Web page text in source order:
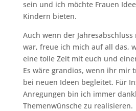
sein und ich möchte Frauen
Kindern bieten.
Auch wenn der
war, freue ich mich auf all das,
eine tolle Zeit mit euch und
Es wäre grandios, wenn ihr mir
bei neuen Ideen begleitet. Für
Anregungen bin ich immer
Themenwünsche zu realisieren.